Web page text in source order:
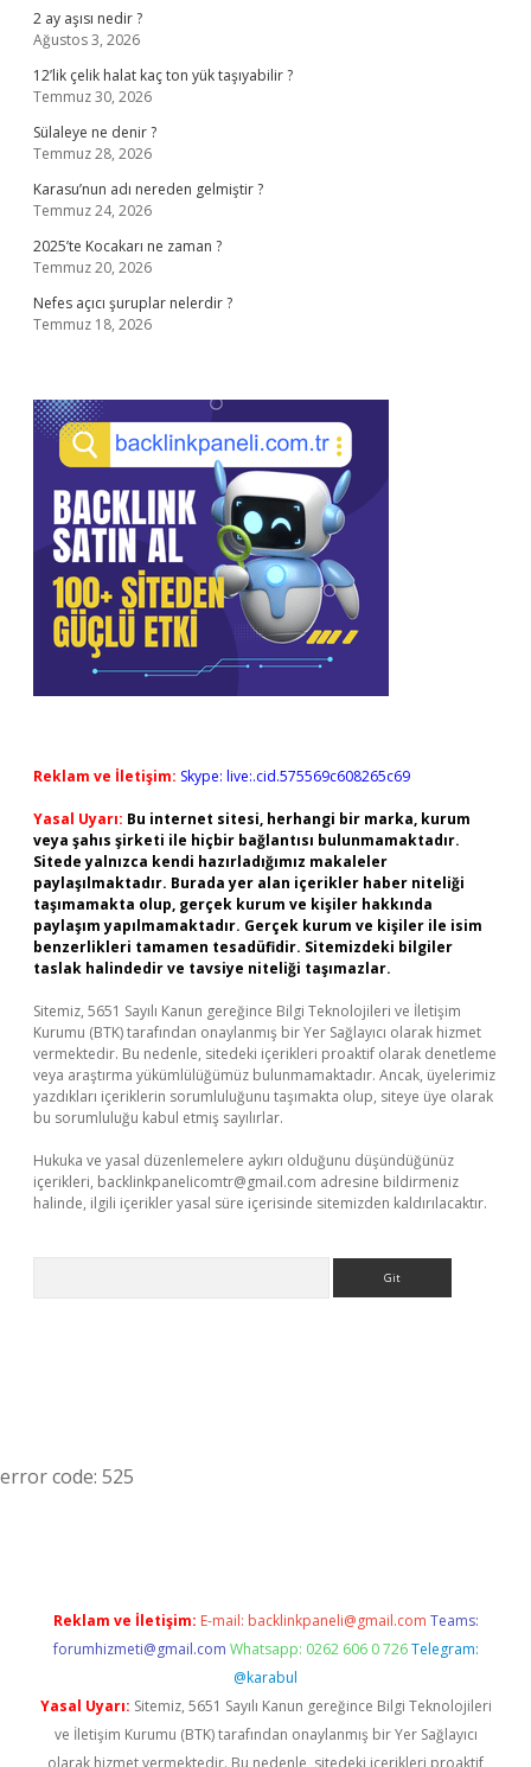
2 ay aşısı nedir ?
Ağustos 3, 2026
12’lik çelik halat kaç ton yük taşıyabilir ?
Temmuz 30, 2026
Sülaleye ne denir ?
Temmuz 28, 2026
Karasu’nun adı nereden gelmiştir ?
Temmuz 24, 2026
2025’te Kocakarı ne zaman ?
Temmuz 20, 2026
Nefes açıcı şuruplar nelerdir ?
Temmuz 18, 2026
Reklam ve İletişim: Skype: live:.cid.575569c608265c69
Yasal Uyarı: Bu internet sitesi, herhangi bir marka, kurum
veya şahıs şirketi ile hiçbir bağlantısı bulunmamaktadır.
Sitede yalnızca kendi hazırladığımız makaleler
paylaşılmaktadır. Burada yer alan içerikler haber niteliği
taşımamakta olup, gerçek kurum ve kişiler hakkında
paylaşım yapılmamaktadır. Gerçek kurum ve kişiler ile isim
benzerlikleri tamamen tesadüfidir. Sitemizdeki bilgiler
taslak halindedir ve tavsiye niteliği taşımazlar.
Sitemiz, 5651 Sayılı Kanun gereğince Bilgi Teknolojileri ve İletişim
Kurumu (BTK) tarafından onaylanmış bir Yer Sağlayıcı olarak hizmet
vermektedir. Bu nedenle, sitedeki içerikleri proaktif olarak denetleme
veya araştırma yükümlülüğümüz bulunmamaktadır. Ancak, üyelerimiz
yazdıkları içeriklerin sorumluluğunu taşımakta olup, siteye üye olarak
bu sorumluluğu kabul etmiş sayılırlar.
Hukuka ve yasal düzenlemelere aykırı olduğunu düşündüğünüz
içerikleri, backlinkpanelicomtr@gmail.com adresine bildirmeniz
halinde, ilgili içerikler yasal süre içerisinde sitemizden kaldırılacaktır.
error code: 525
Reklam ve İletişim: E-mail: backlinkpaneli@gmail.com Teams:
forumhizmeti@gmail.com Whatsapp: 0262 606 0 726 Telegram:
@karabul
Yasal Uyarı: Sitemiz, 5651 Sayılı Kanun gereğince Bilgi Teknolojileri
ve İletişim Kurumu (BTK) tarafından onaylanmış bir Yer Sağlayıcı
olarak hizmet vermektedir. Bu nedenle, sitedeki içerikleri proaktif